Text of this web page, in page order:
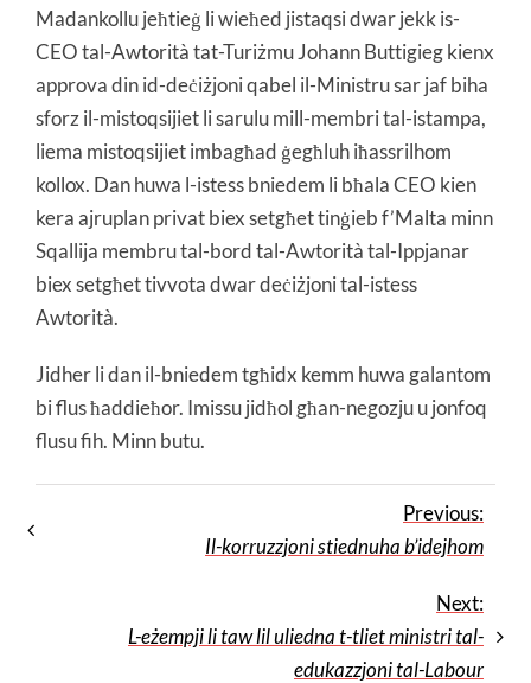
Madankollu jeħtieġ li wieħed jistaqsi dwar jekk is-
CEO tal-Awtorità tat-Turiżmu Johann Buttigieg kienx
approva din id-deċiżjoni qabel il-Ministru sar jaf biha
sforz il-mistoqsijiet li sarulu mill-membri tal-istampa,
liema mistoqsijiet imbagħad ġegħluh iħassrilhom
kollox. Dan huwa l-istess bniedem li bħala CEO kien
kera ajruplan privat biex setgħet tinġieb f’Malta minn
Sqallija membru tal-bord tal-Awtorità tal-Ippjanar
biex setgħet tivvota dwar deċiżjoni tal-istess
Awtorità.
Jidher li dan il-bniedem tgħidx kemm huwa galantom
bi flus ħaddieħor. Imissu jidħol għan-negozju u jonfoq
flusu fih. Minn butu.
Previous:
Il-korruzzjoni stiednuha b’idejhom
Next:
L-eżempji li taw lil uliedna t-tliet ministri tal-
edukazzjoni tal-Labour